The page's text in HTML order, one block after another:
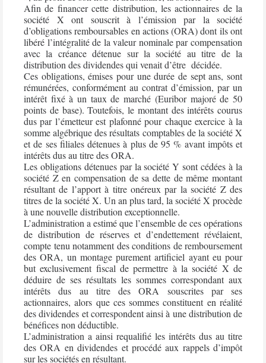
Afin de financer cette distribution, les actionnaires de la
société X ont souscrit à l’émission par la société
d’obligations remboursables en actions (ORA) dont ils ont
libéré l’intégralité de la valeur nominale par compensation
avec la créance détenue sur la société au titre de la
distribution des dividendes qui venait d’être décidée.
Ces obligations, émises pour une durée de sept ans, sont
rémunérées, conformément au contrat d’émission, par un
intérêt fixé à un taux de marché (Euribor majoré de 50
points de base). Toutefois, le montant des intérêts courus
dus par l’émetteur est plafonné pour chaque exercice à la
somme algébrique des résultats comptables de la société X
et de ses filiales détenues à plus de 95 % avant impôts et
intérêts dus au titre des ORA.
Les obligations détenues par la société Y sont cédées à la
société Z en compensation de sa dette de même montant
résultant de l’apport à titre onéreux par la société Z des
titres de la société X. Un an plus tard, la société X procède
à une nouvelle distribution exceptionnelle.
L’administration a estimé que l’ensemble de ces opérations
de distribution de réserves et d’endettement révélaient,
compte tenu notamment des conditions de remboursement
des ORA, un montage purement artificiel ayant eu pour
but exclusivement fiscal de permettre à la société X de
déduire de ses résultats les sommes correspondant aux
intérêts dus au titre des ORA souscrites par ses
actionnaires, alors que ces sommes constituent en réalité
des dividendes et correspondent ainsi à une distribution de
bénéfices non déductible.
L’administration a ainsi requalifié les intérêts dus au titre
des ORA en dividendes et procédé aux rappels d’impôt
sur les sociétés en résultant.